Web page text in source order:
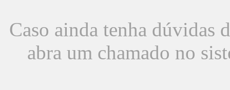
Caso ainda tenha dúvidas
abra um chamado no